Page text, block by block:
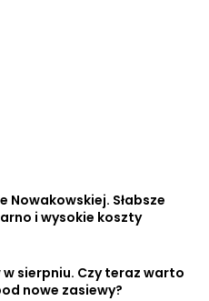
Nowakowskiej. Słabsze
i wysokie koszty
w sierpniu. Czy teraz warto
nowe zasiewy?